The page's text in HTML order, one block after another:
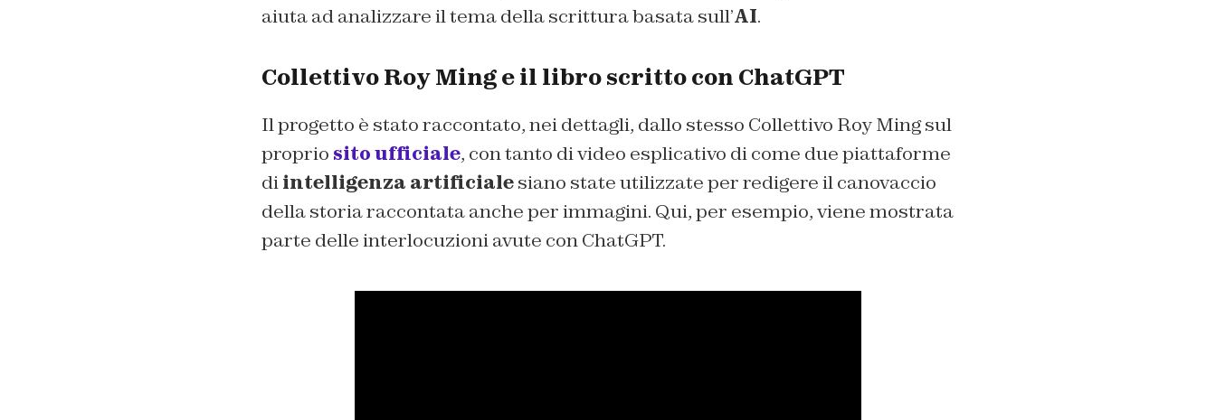
aiuta ad analizzare il tema della scrittura basata sull’AI.
Collettivo Roy Ming e il libro scritto con ChatGPT
Il progetto è stato raccontato, nei dettagli, dallo stesso Collettivo Roy Ming sul
proprio sito ufficiale, con tanto di video esplicativo di come due piattaforme
diintelligenza artificialesiano state utilizzate per redigere il canovaccio
della storia raccontata anche per immagini. Qui, per esempio, viene mostrata
parte delle interlocuzioni avute con ChatGPT.